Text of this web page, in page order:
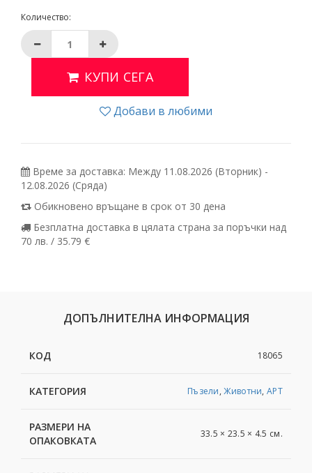
Количество:
КУПИ СЕГА
Добави в любими
Време за доставка: Между 11.08.2026 (Вторник) -
12.08.2026 (Сряда)
Обикновено връщане в срок от 30 дена
Безплатна доставка в цялата страна за поръчки над
70 лв. / 35.79 €
ДОПЪЛНИТЕЛНА ИНФОРМАЦИЯ
КОД 18065
КАТЕГОРИЯ Пъзели,Животни,АРТ
РАЗМЕРИ НА
ОПАКОВКАТА
33.5 × 23.5 × 4.5 см.